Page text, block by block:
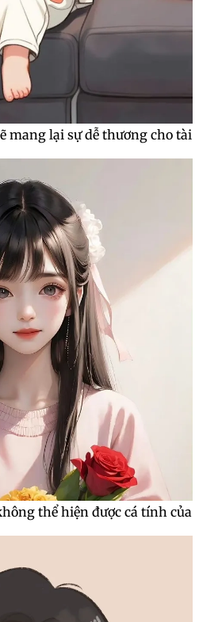
mang lại sự dễ thương cho tài
thể hiện được cá tính của